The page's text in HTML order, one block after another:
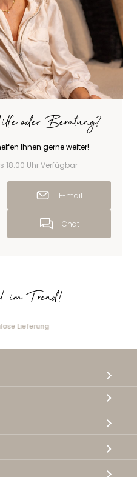
oder Beratung?
Ihnen gerne weiter!
18:00 Uhr Verfügbar
E-mail
Chat
im Trend!
Lieferung